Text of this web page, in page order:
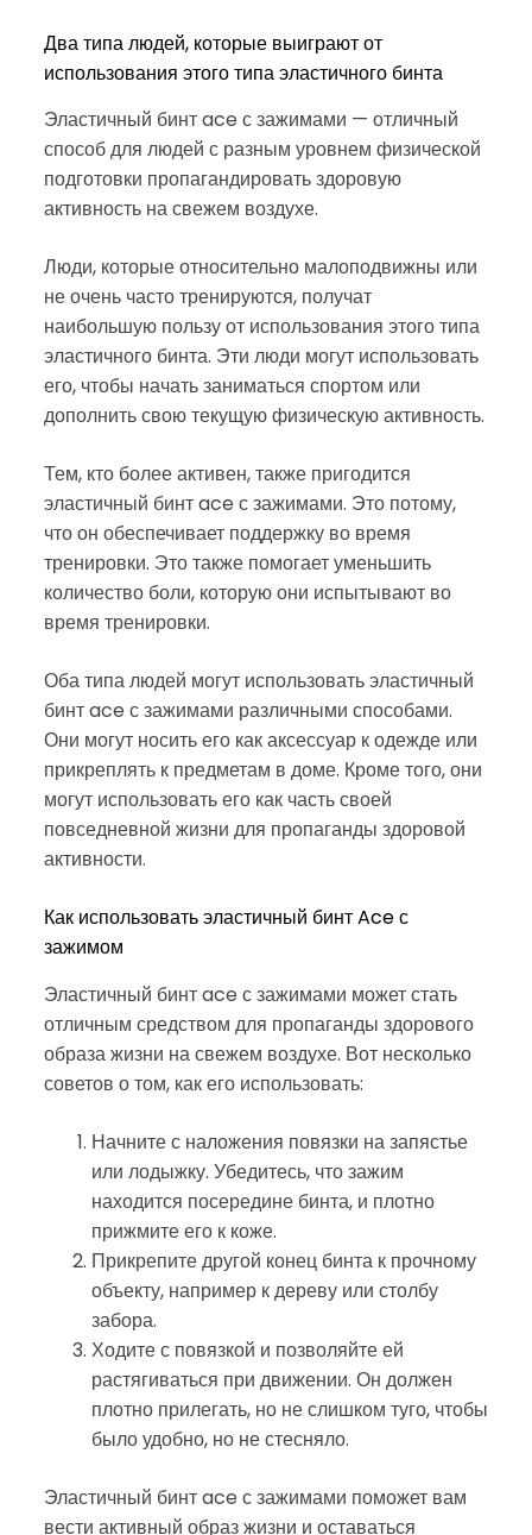
Два типа людей, которые выиграют от
использования этого типа эластичного бинта
Эластичный бинт ace с зажимами — отличный
способ для людей с разным уровнем физической
подготовки пропагандировать здоровую
активность на свежем воздухе.
Люди, которые относительно малоподвижны или
не очень часто тренируются, получат
наибольшую пользу от использования этого типа
эластичного бинта. Эти люди могут использовать
его, чтобы начать заниматься спортом или
дополнить свою текущую физическую активность.
Тем, кто более активен, также пригодится
эластичный бинт ace с зажимами. Это потому,
что он обеспечивает поддержку во время
тренировки. Это также помогает уменьшить
количество боли, которую они испытывают во
время тренировки.
Оба типа людей могут использовать эластичный
бинт ace с зажимами различными способами.
Они могут носить его как аксессуар к одежде или
прикреплять к предметам в доме. Кроме того, они
могут использовать его как часть своей
повседневной жизни для пропаганды здоровой
активности.
Как использовать эластичный бинт Ace с
зажимом
Эластичный бинт ace с зажимами может стать
отличным средством для пропаганды здорового
образа жизни на свежем воздухе. Вот несколько
советов о том, как его использовать:
Начните с наложения повязки на запястье
или лодыжку. Убедитесь, что зажим
находится посередине бинта, и плотно
прижмите его к коже.
Прикрепите другой конец бинта к прочному
объекту, например к дереву или столбу
забора.
Ходите с повязкой и позволяйте ей
растягиваться при движении. Он должен
плотно прилегать, но не слишком туго, чтобы
было удобно, но не стесняло.
Эластичный бинт ace с зажимами поможет вам
вести активный образ жизни и оставаться